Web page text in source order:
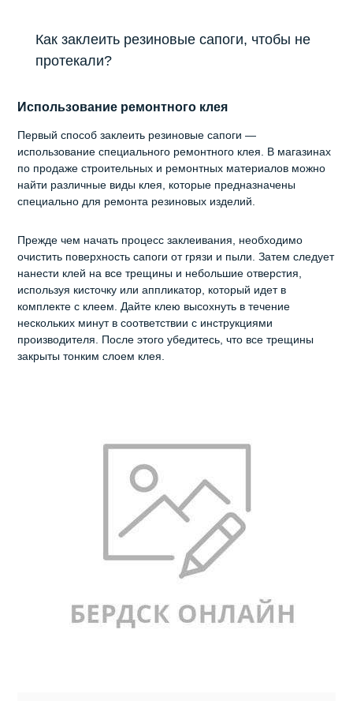
Как заклеить резиновые сапоги, чтобы не
протекали?
Использование ремонтного клея
Первый способ заклеить резиновые сапоги —
использование специального ремонтного клея. В магазинах
по продаже строительных и ремонтных материалов можно
найти различные виды клея, которые предназначены
специально для ремонта резиновых изделий.
Прежде чем начать процесс заклеивания, необходимо
очистить поверхность сапоги от грязи и пыли. Затем следует
нанести клей на все трещины и небольшие отверстия,
используя кисточку или аппликатор, который идет в
комплекте с клеем. Дайте клею высохнуть в течение
нескольких минут в соответствии с инструкциями
производителя. После этого убедитесь, что все трещины
закрыты тонким слоем клея.